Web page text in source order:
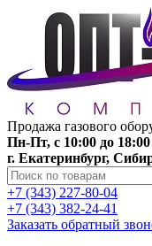
Продажа газового
Пн-Пт, с 10:00 до 18:00
г. Екатеринбург,
+7 (343) 227-80-04
+7 (343) 382-24-41
Заказать обратный